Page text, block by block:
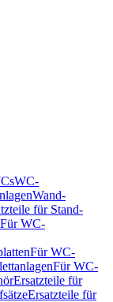
WC-
Wand-
für Stand-
Für WC-
Für WC-
Für WC-
Ersatzteile für
Ersatzteile für